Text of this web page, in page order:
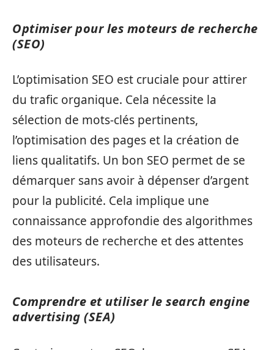
Optimiser pour les moteurs de recherche
(SEO)
L’optimisation SEO est cruciale pour attirer
du trafic organique. Cela nécessite la
sélection de mots-clés pertinents,
l’optimisation des pages et la création de
liens qualitatifs. Un bon SEO permet de se
démarquer sans avoir à dépenser d’argent
pour la publicité. Cela implique une
connaissance approfondie des algorithmes
des moteurs de recherche et des attentes
des utilisateurs.
Comprendre et utiliser le search engine
advertising (SEA)